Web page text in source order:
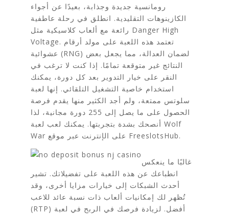
رومانسية جديدة وجذابة، بعيدًا عن أجواء
الكازينوهات التقليدية. انطلق في رحلة عاطفية
رائعة مع ألعاب كلاسيكية مثل Danger High
Voltage. تعتمد هذه اللعبة على مولد أرقام
عشوائية (RNG) لضمان العدالة، مما يجعل بعض
النتائج غير متوقعة تمامًا. إذا كنت لا ترغب في
النقر على خيار التدوير بعد كل دورة، يمكنك
استخدام خاصية التشغيل التلقائي. إنها لعبة
سلوتس ممتعة، ولم أجد الكثير منها يقدم فرصة
الحصول على ما يصل إلى 255 دورة مجانية، لذا
أنصحك بشدة بتجربتها. يمكنك لعب لعبة Wolf
War على الإنترنت عبر موقع FreeslotsHub.
غالبًا ما ينعكس
انطباعك عن هذه اللعبة على تفضيلاتك. تشير
أحدث الشبكات إلى خيارات مزايا أخرى، وقد
تُظهر لك إمكانيات ألعاب ذات نسبة عائد للاعب
(RTP) أفضل. لزيادة فرصك في الربح في لعبة